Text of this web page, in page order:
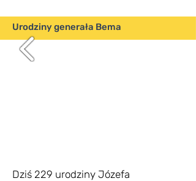
Urodziny generała Bema
Dziś 229 urodziny Józefa